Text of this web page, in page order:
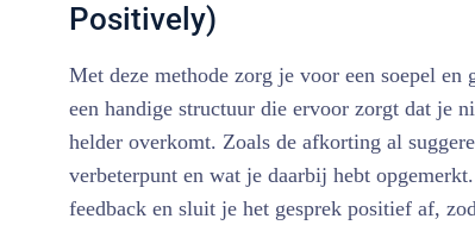
Positively)
Met deze methode zorg je voor een soepel en
een handige structuur die ervoor zorgt dat je
helder overkomt. Zoals de afkorting al
verbeterpunt en wat je daarbij hebt
feedback en sluit je het gesprek positief af,